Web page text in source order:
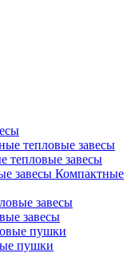
тепловые завесы
Компактные
завесы
пушки